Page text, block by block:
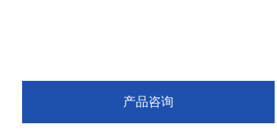
产品咨询